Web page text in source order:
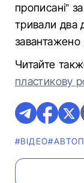
прописані”
тривали два
завантажено
Читайте
пластикову
#ВІДЕО